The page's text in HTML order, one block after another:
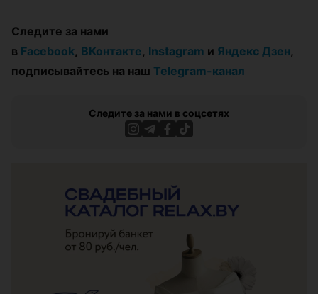
Следите за нами
в Facebook, ВКонтакте, Instagram и Яндекс Дзен,
подписывайтесь на наш Telegram-канал
Следите за нами в соцсетях